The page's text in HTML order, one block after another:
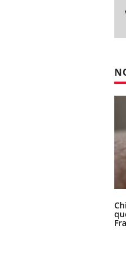
faciliter
préventive
Un
mutualiste
santé :
numérique